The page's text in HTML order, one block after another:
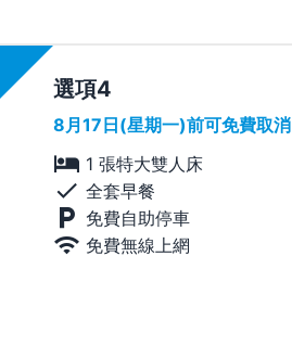
選項
8月17日(星期一)前可免費取消
1 張特大雙人床
全套早餐
免費自助停車
免費無線上網